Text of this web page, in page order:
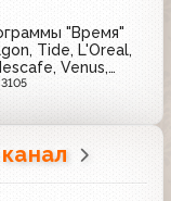
"Время"
Tide, L'Oreal,
Venus,
Coca-Cola
3105